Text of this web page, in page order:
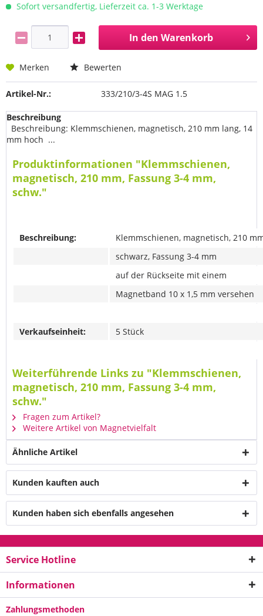
Sofort versandfertig, Lieferzeit ca. 1-3 Werktage
In den Warenkorb
Merken Bewerten
Artikel-Nr.: 333/210/3-4S MAG 1.5
Beschreibung
Beschreibung: Klemmschienen, magnetisch, 210 mm lang, 14
mm hoch ...
Produktinformationen "Klemmschienen,
magnetisch, 210 mm, Fassung 3-4 mm,
schw."
Beschreibung:
Klemmschienen, magnetisch, 210
schwarz, Fassung 3-4 mm
auf der Rückseite mit einem
Magnetband 10 x 1,5 mm versehen
Verkaufseinheit: 5 Stück
Weiterführende Links zu "Klemmschienen,
magnetisch, 210 mm, Fassung 3-4 mm,
schw."
Fragen zum Artikel?
Weitere Artikel von Magnetvielfalt
Ähnliche Artikel
Kunden kauften auch
Kunden haben sich ebenfalls angesehen
Service Hotline
Informationen
Zahlungsmethoden